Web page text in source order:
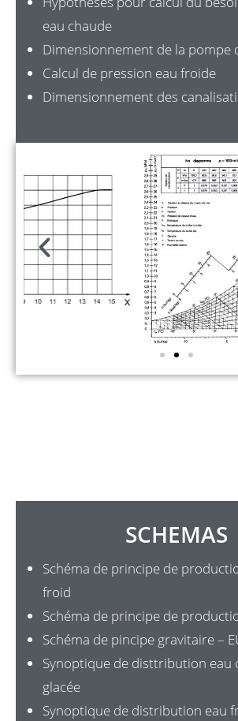
eau chaude
Dimensionnement de la pompe
Calcul de pression eau froide
Dimensionnement des
SCHEMAS
Schéma de principe de
froid
Schéma de principe de
Schéma de pincipe gravitaire –
Synoptique de disttribution eau
glacée
Synoptique de distribution eau